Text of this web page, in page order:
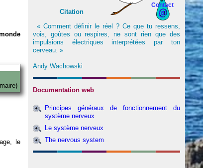
le
Contact
Citation
« Comment définir le réel ? Ce que tu ressens,
vois, goûtes ou respires, ne sont rien que des
impulsions électriques interprétées par ton
cerveau. »
Andy Wachowski
Documentation web
Principes généraux de fonctionnement du
système nerveux
Le système nerveux
The nervous system